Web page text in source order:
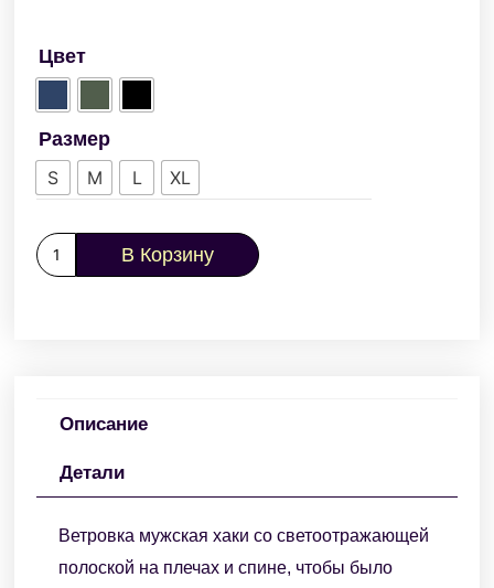
Цвет
Размер
S
M L XL
В Корзину
Описание
Детали
Ветровка мужская хаки со светоотражающей
полоской на плечах и спине, чтобы было